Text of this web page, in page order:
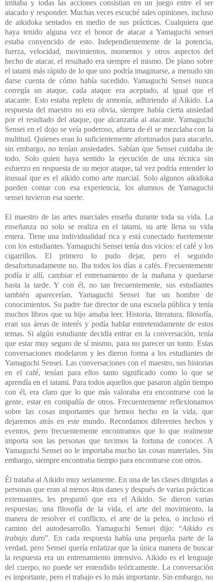
imitaba y todas las acciones consistían en un juego entre el ser
atacado y responder. Muchas veces escuché tales opiniones, incluso
de aikidoka sentados en medio de sus prácticas. Cualquiera que
haya tenido alguna vez el honor de atacar a Yamaguchi sensei
estaba convencido de esto. Independientemente de la potencia,
fuerza, velocidad, movimientos, momentos y otros aspectos del
hecho de atacar, el resultado era siempre el mismo. De plano sobre
el tatami más rápido de lo que uno podría imaginarse, a menudo sin
darse cuenta de cómo había sucedido. Yamaguchi Sensei nunca
corregía un ataque, cada ataque era aceptado, al igual que el
atacante. Esto estaba repleto de armonía, adhiriendo al Aikido. La
respuesta del maestro no era obvia, siempre había cierta ansiedad
por el resultado del ataque, que alcanzaría al atacante. Yamaguchi
Sensei en el dojo se veía poderoso, afuera de él se mezclaba con la
multitud. Quienes eran lo suficientemente afortunados para atacarlo,
sin embargo, no tenían ansiedades. Sabían que Sensei cuidaba de
todo. Solo quien haya sentido la ejecución de una técnica sin
esfuerzo en respuesta de su mejor ataque, tal vez podría entender lo
inusual que es el aikido como arte marcial. Solo algunos aikidoka
pueden contar con esa experiencia, los alumnos de Yamaguchi
sensei tuvieron esa suerte.
El maestro de las artes marciales enseña durante toda su vida. La
enseñanza no solo se realiza en el tatami, su arte llena su vida
entera. Tiene una individualidad rica y está conectado fuertemente
con los estudiantes. Yamaguchi Sensei tenía dos vicios: el café y los
cigarrillos. El primero lo pudo dejar, pero el segundo
desafortunadamente no. Iba todos los días a cafés. Frecuentemente
podía ir allí, cambiar el entrenamiento de la mañana y quedarse
hasta la tarde. Y con él, no tan frecuentemente, sus estudiantes
también aparecerían. Yamaguchi Sensei fue un hombre de
conocimientos. Su padre fue director de una escuela pública y tenía
muchos libros que su hijo amaba leer. Historia, literatura, filosofía,
eran sus áreas de interés y podía hablar entretenidamente de estos
temas. Si algún estudiante decidía entrar en la conversación, tenía
que estar muy seguro de sí mismo, para no parecer un tonto. Estas
conversaciones modelaron y les dieron forma a los estudiantes de
Yamaguchi Sensei. Las conversaciones con el maestro, sus historias
en el café, tenían para ellos tanto significado como lo que se
aprendía en el tatami. Para todos aquellos que pasaron algún tiempo
con él, era claro que lo que más valoraba era encontrarse con la
gente, estar en compañía de otros. Frecuentemente reflexionamos
sobre las cosas importantes que hemos hecho en la vida, que
dejaremos atrás en este mundo. Recordamos diferentes hechos y
eventos, pero frecuentemente encontramos que lo que realmente
importa son las personas que tuvimos la fortuna de conocer. A
Yamaguchi Sensei no le importaba mucho las cosas materiales. Sin
embargo, siempre encontraba tiempo para encontrarse con otros.
Él trataba al Aikido muy seriamente. En una de las clases dirigidas a
personas que eran al menos 4tos danes y después de varias prácticas
extenuantes, les preguntó que era el Aikido. Se dieron varias
respuestas; una filosofía de la vida, el arte del movimiento, la
manera de resolver el conflicto, el arte de la pelea, o incluso el
camino del autodesarrollo. Yamaguchi Sensei dijo: “Aikido es
trabajo duro”. En cada respuesta había una pequeña parte de la
verdad, pero Sensei quería enfatizar que la única manera de buscar
la respuesta era un entrenamiento intensivo. Aikido es el lenguaje
del cuerpo, no puede ser entendido teóricamente. La conversación
es importante, pero el trabajo es lo más importante. Sin embargo, no